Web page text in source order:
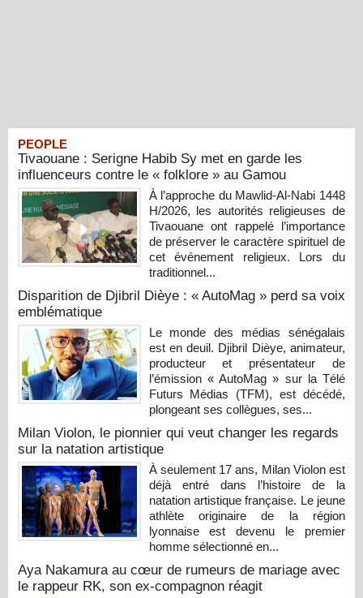
PEOPLE
Tivaouane : Serigne Habib Sy met en garde les
influenceurs contre le « folklore » au Gamou
À l’approche du Mawlid-Al-Nabi 1448
H/2026, les autorités religieuses de
Tivaouane ont rappelé l’importance
de préserver le caractère spirituel de
cet événement religieux. Lors du
traditionnel...
Disparition de Djibril Dièye : « AutoMag » perd sa voix
emblématique
Le monde des médias sénégalais
est en deuil. Djibril Dièye, animateur,
producteur et présentateur de
l’émission « AutoMag » sur la Télé
Futurs Médias (TFM), est décédé,
plongeant ses collègues, ses...
Milan Violon, le pionnier qui veut changer les regards
sur la natation artistique
À seulement 17 ans, Milan Violon est
déjà entré dans l’histoire de la
natation artistique française. Le jeune
athlète originaire de la région
lyonnaise est devenu le premier
homme sélectionné en...
Aya Nakamura au cœur de rumeurs de mariage avec
le rappeur RK, son ex-compagnon réagit